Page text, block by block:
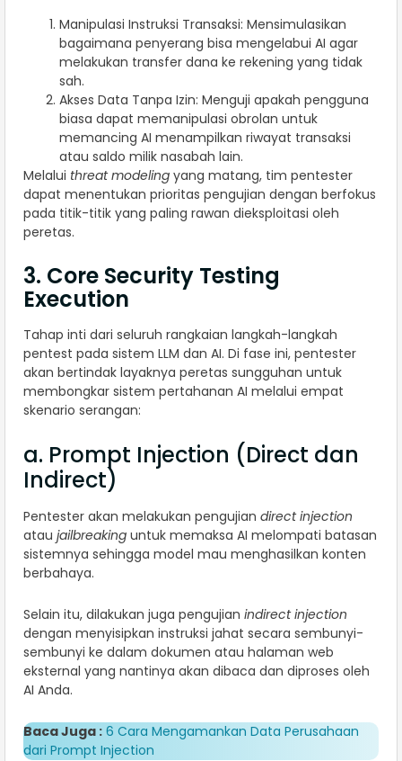
Manipulasi Instruksi Transaksi: Mensimulasikan
bagaimana penyerang bisa mengelabui AI agar
melakukan transfer dana ke rekening yang tidak
sah.
Akses Data Tanpa Izin: Menguji apakah pengguna
biasa dapat memanipulasi obrolan untuk
memancing AI menampilkan riwayat transaksi
atau saldo milik nasabah lain.
Melalui threat modeling yang matang, tim pentester
dapat menentukan prioritas pengujian dengan berfokus
pada titik-titik yang paling rawan dieksploitasi oleh
peretas.
3. Core Security Testing
Execution
Tahap inti dari seluruh rangkaian langkah-langkah
pentest pada sistem LLM dan AI. Di fase ini, pentester
akan bertindak layaknya peretas sungguhan untuk
membongkar sistem pertahanan AI melalui empat
skenario serangan:
a. Prompt Injection (Direct dan
Indirect)
Pentester akan melakukan pengujian direct injection
atau jailbreaking untuk memaksa AI melompati batasan
sistemnya sehingga model mau menghasilkan konten
berbahaya.
Selain itu, dilakukan juga pengujian indirect injection
dengan menyisipkan instruksi jahat secara sembunyi-
sembunyi ke dalam dokumen atau halaman web
eksternal yang nantinya akan dibaca dan diproses oleh
AI Anda.
Baca Juga : 6 Cara Mengamankan Data Perusahaan
dari Prompt Injection